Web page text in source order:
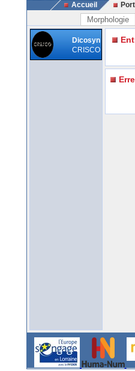
Accueil
Morphologie
Dicosyn
CRISCO